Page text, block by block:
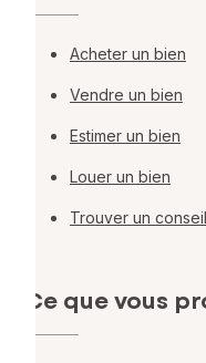
Acheter un bien
Vendre un bien
Estimer un bien
Louer un bien
Trouver un
Ce que vous